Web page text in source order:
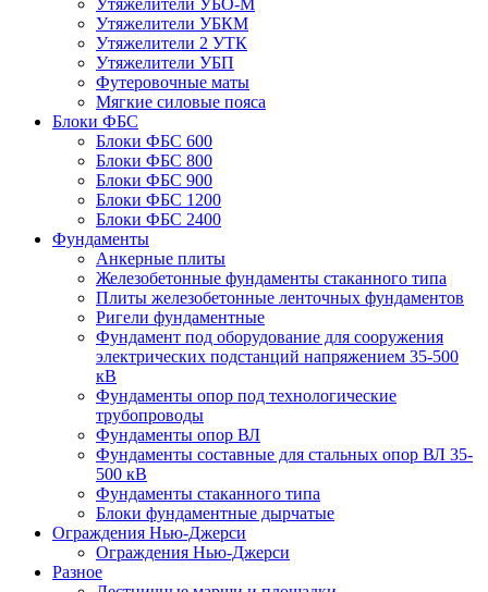
Утяжелители УБО-М
Утяжелители УБКМ
Утяжелители 2 УТК
Утяжелители УБП
Футеровочные маты
Мягкие силовые пояса
Блоки ФБС
Блоки ФБС 600
Блоки ФБС 800
Блоки ФБС 900
Блоки ФБС 1200
Блоки ФБС 2400
Фундаменты
Анкерные плиты
Железобетонные фундаменты стаканного типа
Плиты железобетонные ленточных фундаментов
Ригели фундаментные
Фундамент под оборудование для сооружения
электрических подстанций напряжением 35-500
кВ
Фундаменты опор под технологические
трубопроводы
Фундаменты опор ВЛ
Фундаменты составные для стальных опор ВЛ 35-
500 кВ
Фундаменты стаканного типа
Блоки фундаментные дырчатые
Ограждения Нью-Джерси
Ограждения Нью-Джерси
Разное